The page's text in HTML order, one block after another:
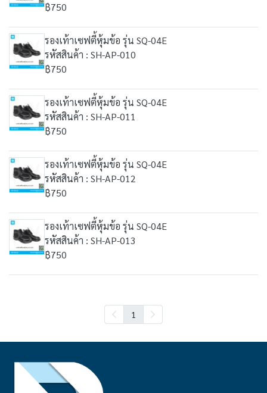
฿750
รองเท้าเซฟตี้หุ้มข้อ รุ่น SQ-04E
รหัสสินค้า : SH-AP-010
฿750
รองเท้าเซฟตี้หุ้มข้อ รุ่น SQ-04E
รหัสสินค้า : SH-AP-011
฿750
รองเท้าเซฟตี้หุ้มข้อ รุ่น SQ-04E
รหัสสินค้า : SH-AP-012
฿750
รองเท้าเซฟตี้หุ้มข้อ รุ่น SQ-04E
รหัสสินค้า : SH-AP-013
฿750
1